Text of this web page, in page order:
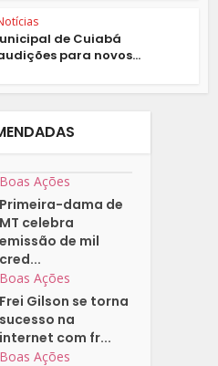
de Cuiabá
para novos...
Boas Ações
Primeira-dama de
MT celebra
emissão de mil
cred...
Boas Ações
Frei Gilson se torna
sucesso na
internet com fr...
Boas Ações